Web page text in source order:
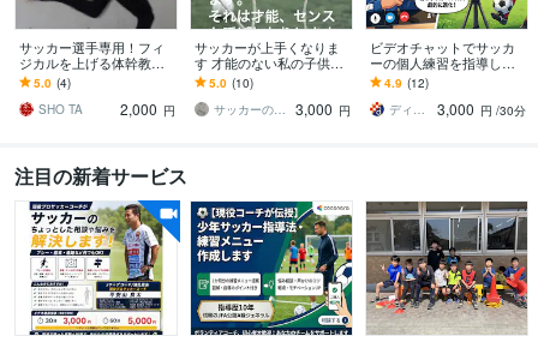
サッカー選手専用！フィ
ジカルを上げる体幹教え
ます プロにも指導した体
幹トレーニングで動きの
キレと安定性アップ！
5.0 (4)
SHO TA
2,000 円
サッカーが上手くなりま
す 才能のない私の子供達
も.we下部、県トレに合格
させました
5.0 (10)
サッカーの処方箋
3,000 円
ビデオチャットでサッカ
ーの個人練習を指導しま
す 現役日本代表・欧州組
を少年時代指導した経験
を持つコーチが指導
4.9 (12)
ディナモ・ザグレブ公認コーチ はしお
3,000 円 /30分
注目の新着サービス